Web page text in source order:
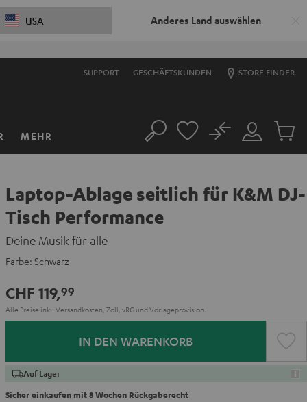
USA Anderes Land auswählen
SUPPORT GESCHÄFTSKUNDEN STORE FINDER
MEHR Suche
Mein
Konto
No
Artikel
Laptop-Ablage seitlich für K&M DJ-
Tisch Performance
Deine Musik für alle
Farbe: Schwarz
CHF 119,99
Alle Preise inkl. Versandkosten, Zoll, vRG und Vorlageprovision.
IN DEN WARENKORB
Auf Lager
Sicher einkaufen mit 8 Wochen Rückgaberecht